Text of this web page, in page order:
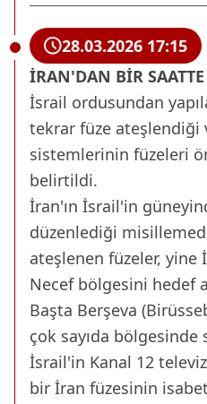
28.03.2026 17:15
İRAN'DAN BİR
İsrail ordusundan
tekrar füze ateşlendiği
sistemlerinin füzeleri
belirtildi.
İran'ın İsrail'in
düzenlediği
ateşlenen füzeler,
Necef bölgesini hedef
Başta Berşeva
çok sayıda bölgesinde
İsrail'in Kanal 12
bir İran füzesinin